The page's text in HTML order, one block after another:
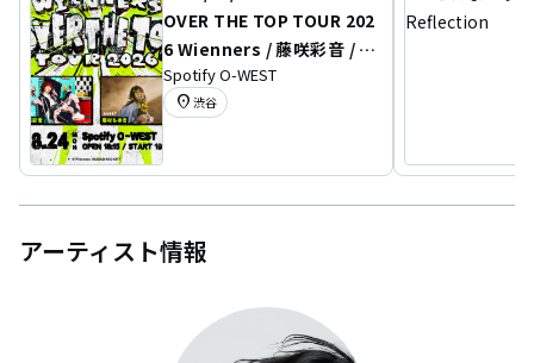
OVER THE TOP TOUR 202
6 Wienners / 藤咲彩音 / 眉
村ちあき
Spotify O-WEST
location_on 渋谷
アーティスト情報